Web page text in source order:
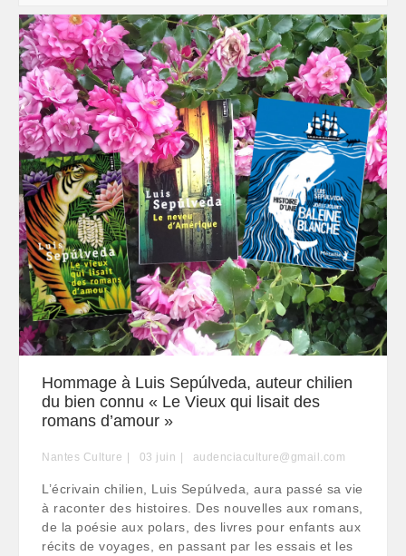
Hommage à Luis Sepúlveda, auteur chilien
du bien connu « Le Vieux qui lisait des
romans d’amour »
Nantes Culture 03 juin audenciaculture@gmail.com
L’écrivain chilien, Luis Sepúlveda, aura passé sa vie
à raconter des histoires. Des nouvelles aux romans,
de la poésie aux polars, des livres pour enfants aux
récits de voyages, en passant par les essais et les